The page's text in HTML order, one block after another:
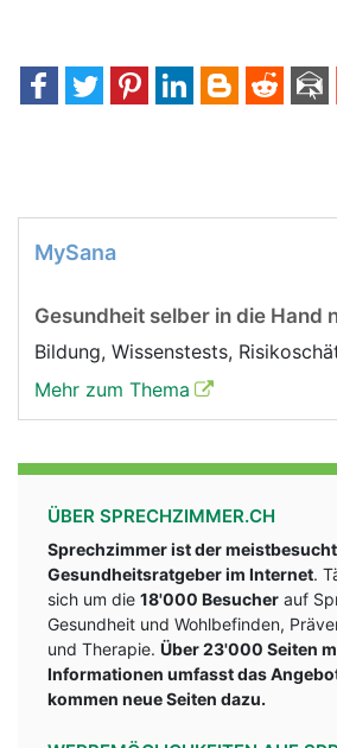
MySana
Gesundheit selber in die Hand
Bildung, Wissenstests,
Mehr zum Thema
ÜBER SPRECHZIMMER.CH
Sprechzimmer ist der
Gesundheitsratgeber im Internet.
sich um die 18'000 Besucher auf
Gesundheit und Wohlbefinden,
und Therapie. Über 23'000 Seiten
Informationen umfasst das
kommen neue Seiten dazu.